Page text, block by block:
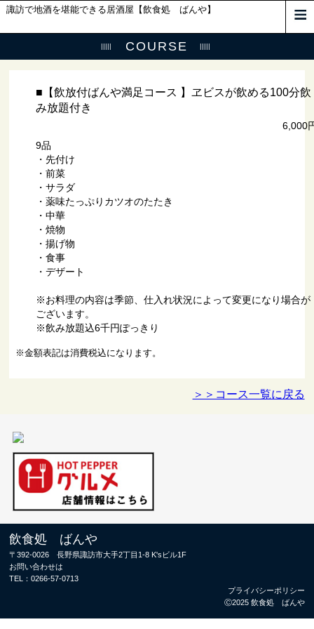
諏訪で地酒を堪能できる居酒屋【飲食処 ばんや】
COURSE
■【飲放付ばんや満足コース 】ヱビスが飲める100分飲
み放題付き
6,000
9品
・先付け
・前菜
・サラダ
・薬味たっぷりカツオのたたき
・中華
・焼物
・揚げ物
・食事
・デザート
※お料理の内容は季節、仕入れ状況によって変更になり場合が
ございます。
※飲み放題込6千円ぽっきり
※金額表記は消費税込になります。
＞＞コース一覧に戻る
飲食処 ばんや
〒392-0026 長野県諏訪市大手2丁目1-8 K'sビル1F
お問い合わせは
TEL：0266-57-0713
プライバシーポリシー
Ⓒ2025 飲食処 ばんや